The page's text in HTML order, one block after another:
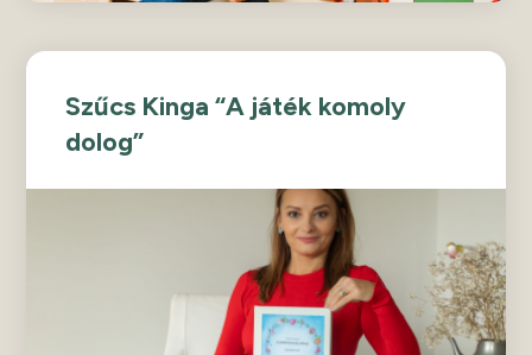
Szűcs Kinga “A játék komoly
dolog”